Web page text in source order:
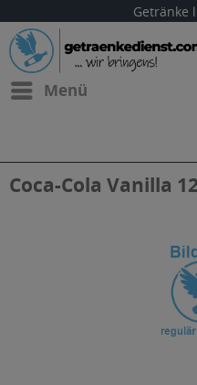
Getränke
Menü
Coca-Cola Vanilla